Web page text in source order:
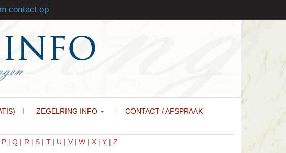
ZEGELRING INFO CONTACT / AFSPRAAK
P | Q | R | S | T | U | V | W | X | Y | Z
contact op